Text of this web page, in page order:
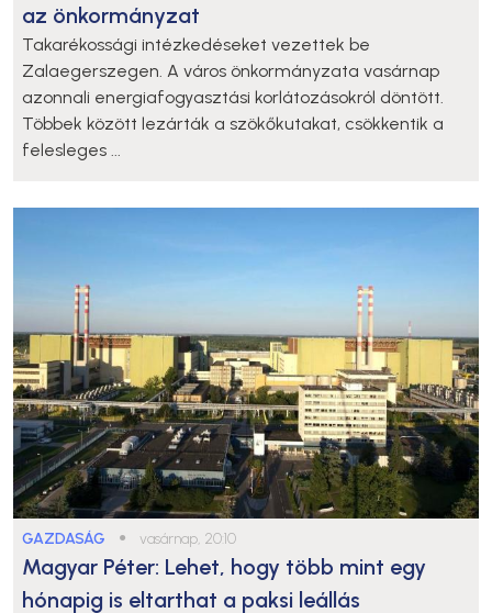
az önkormányzat
Takarékossági intézkedéseket vezettek be
Zalaegerszegen. A város önkormányzata vasárnap
azonnali energiafogyasztási korlátozásokról döntött.
Többek között lezárták a szökőkutakat, csökkentik a
felesleges ...
GAZDASÁG ● vasárnap, 20:10
Magyar Péter: Lehet, hogy több mint egy
hónapig is eltarthat a paksi leállás